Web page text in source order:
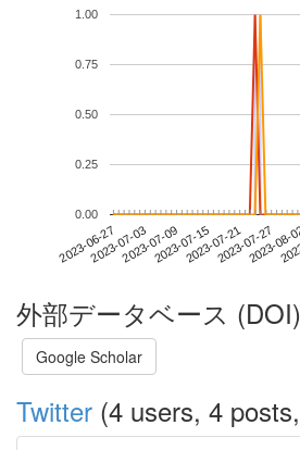
2023-06-272023-07-032023-07-092023-07-152023-07-212023-07-27
2023-
0.00
0.25
0.50
0.75
1.00
外部データベース (DOI)
Google Scholar
Twitter (4 users, 4